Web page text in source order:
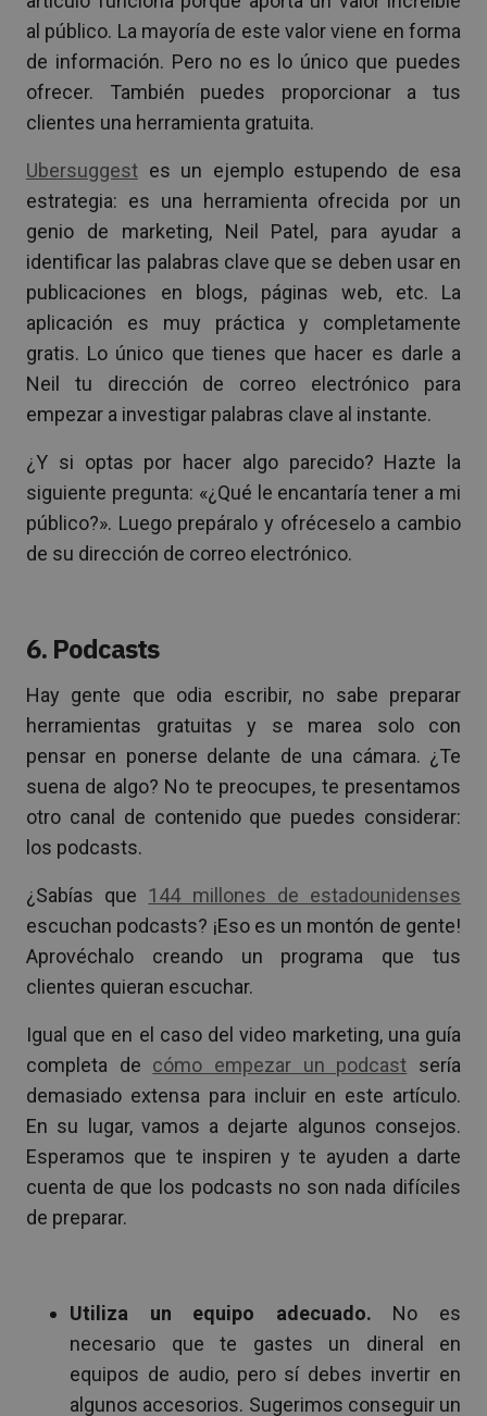
al público. La mayoría de este valor viene en forma
de información. Pero no es lo único que puedes
ofrecer. También puedes proporcionar a tus
clientes una herramienta gratuita.
Ubersuggest es un ejemplo estupendo de esa
estrategia: es una herramienta ofrecida por un
genio de marketing, Neil Patel, para ayudar a
identificar las palabras clave que se deben usar en
publicaciones en blogs, páginas web, etc. La
aplicación es muy práctica y completamente
gratis. Lo único que tienes que hacer es darle a
Neil tu dirección de correo electrónico para
empezar a investigar palabras clave al instante.
¿Y si optas por hacer algo parecido? Hazte la
siguiente pregunta: «¿Qué le encantaría tener a mi
público?». Luego prepáralo y ofréceselo a cambio
de su dirección de correo electrónico.
6. Podcasts
Hay gente que odia escribir, no sabe preparar
herramientas gratuitas y se marea solo con
pensar en ponerse delante de una cámara. ¿Te
suena de algo? No te preocupes, te presentamos
otro canal de contenido que puedes considerar:
los podcasts.
¿Sabías que 144 millones de estadounidenses
escuchan podcasts? ¡Eso es un montón de gente!
Aprovéchalo creando un programa que tus
clientes quieran escuchar.
Igual que en el caso del video marketing, una guía
completa de cómo empezar un podcast sería
demasiado extensa para incluir en este artículo.
En su lugar, vamos a dejarte algunos consejos.
Esperamos que te inspiren y te ayuden a darte
cuenta de que los podcasts no son nada difíciles
de preparar.
Utiliza un equipo adecuado. No es
necesario que te gastes un dineral en
equipos de audio, pero sí debes invertir en
algunos accesorios. Sugerimos conseguir un